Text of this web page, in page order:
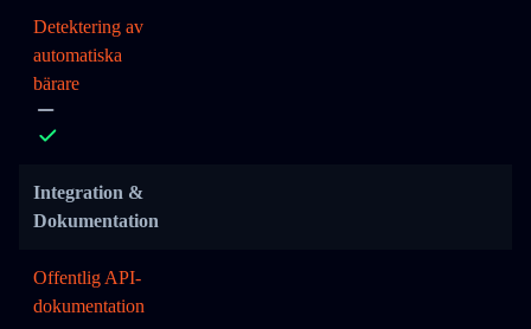
Detektering av
automatiska
bärare
Integration &
Dokumentation
Offentlig API-
dokumentation